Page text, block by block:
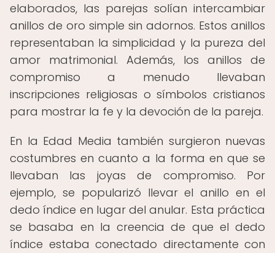
elaborados, las parejas solían intercambiar
anillos de oro simple sin adornos. Estos anillos
representaban la simplicidad y la pureza del
amor matrimonial. Además, los anillos de
compromiso a menudo llevaban
inscripciones religiosas o símbolos cristianos
para mostrar la fe y la devoción de la pareja.
En la Edad Media también surgieron nuevas
costumbres en cuanto a la forma en que se
llevaban las joyas de compromiso. Por
ejemplo, se popularizó llevar el anillo en el
dedo índice en lugar del anular. Esta práctica
se basaba en la creencia de que el dedo
índice estaba conectado directamente con